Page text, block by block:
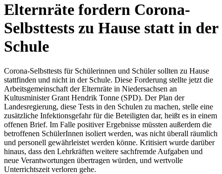
Elternräte fordern Corona-
Selbsttests zu Hause statt in der
Schule
Corona-Selbsttests für Schülerinnen und Schüler sollten zu Hause
stattfinden und nicht in der Schule. Diese Forderung stellte jetzt die
Arbeitsgemeinschaft der Elternräte in Niedersachsen an
Kultusminister Grant Hendrik Tonne (SPD). Der Plan der
Landesregierung, diese Tests in den Schulen zu machen, stelle eine
zusätzliche Infektionsgefahr für die Beteiligten dar, heißt es in einem
offenen Brief. Im Falle positiver Ergebnisse müssten außerdem die
betroffenen SchülerInnen isoliert werden, was nicht überall räumlich
und personell gewährleistet werden könne. Kritisiert wurde darüber
hinaus, dass den Lehrkräften weitere sachfremde Aufgaben und
neue Verantwortungen übertragen würden, und wertvolle
Unterrichtszeit verloren gehe.